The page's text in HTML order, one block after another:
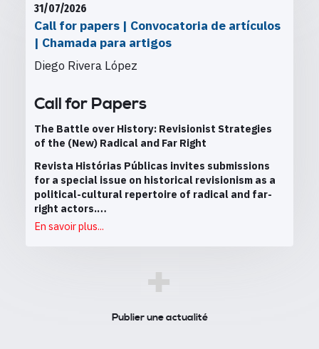
31/07/2026
Call for papers | Convocatoria de artículos
| Chamada para artigos
Diego Rivera López
Call for Papers
The Battle over History: Revisionist Strategies
of the (New) Radical and Far Right
Revista Histórias Públicas invites submissions
for a special issue on historical revisionism as a
political-cultural repertoire of radical and far-
right actors.…
En savoir plus...
+
Publier une actualité